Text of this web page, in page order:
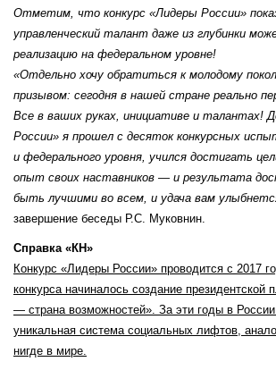
Отметим, что конкурс «Лидеры России»
управленческий талант даже из глубинки
реализацию на федеральном уровне!
«Отдельно хочу обратиться к молодому
призывом: сегодня в нашей стране реально
Все в ваших руках, инициативе и талантах!
России» я прошел с десяток конкурсных
и федерального уровня, учился достигать
опыт своих наставников — и результата
быть лучшими во всем, и удача вам
завершение беседы Р.С. Муковнин.
Справка «КН»
Конкурс «Лидеры России» проводится с 2017
конкурса начиналось создание
— страна возможностей». За эти годы в
уникальная система социальных лифтов,
нигде в мире.